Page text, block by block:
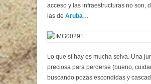
acceso y las infraestructuras no son,
las de Aruba…
Lo que sí hay es mucha selva. Una
preciosa para perderse (bueno,
buscando pozas escondidas y